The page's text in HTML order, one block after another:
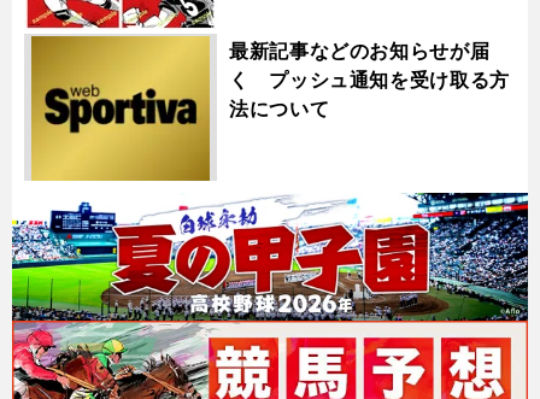
最新記事などのお知らせが届
く プッシュ通知を受け取る方
法について